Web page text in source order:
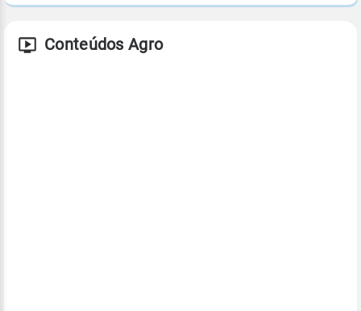
Conteúdos Agro